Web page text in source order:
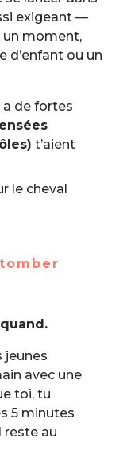
exigeant —
un moment,
d’enfant ou un
a de fortes
t’aient
jeunes
avec une
toi, tu
5 minutes
reste au